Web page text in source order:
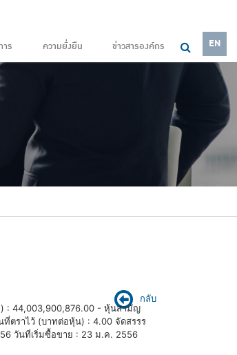
ร ความยั่งยืน ข่าวสารองค์กร EN
กลับ
) : 44,003,900,876.00 - หุ้นสามัญ
ตราไว้ (บาทต่อหุ้น) : 4.00 จัดสรรร
วันที่เริ่มซื้อขาย : 23 ม.ค. 2556